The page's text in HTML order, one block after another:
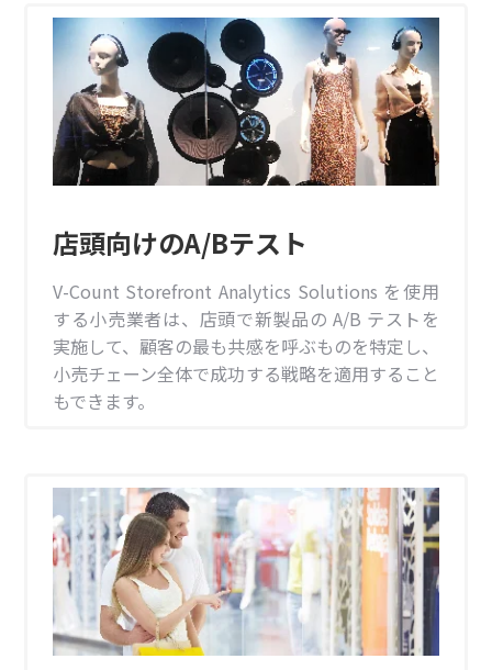
店頭向けのA/Bテスト
V-Count Storefront Analytics Solutions を使用
する小売業者は、店頭で新製品の A/B テストを
実施して、顧客の最も共感を呼ぶものを特定し、
小売チェーン全体で成功する戦略を適用すること
もできます。